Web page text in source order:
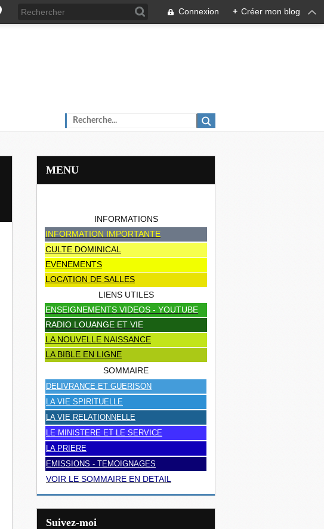
Connexion + Créer mon blog
MENU
INFORMATIONS
INFORMATION IMPORTANTE
CULTE DOMINICAL
EVENEMENTS
LOCATION DE SALLES
LIENS UTILES
ENSEIGNEMENTS VIDEOS - YOUTUBE
RADIO LOUANGE ET VIE
LA NOUVELLE NAISSANCE
LA BIBLE EN LIGNE
SOMMAIRE
DELIVRANCE ET GUERISON
LA VIE SPIRITUELLE
LA VIE RELATIONNELLE
LE MINISTERE ET LE SERVICE
LA PRIERE
EMISSIONS - TEMOIGNAGES
VOIR LE SOMMAIRE EN DETAIL
Suivez-moi